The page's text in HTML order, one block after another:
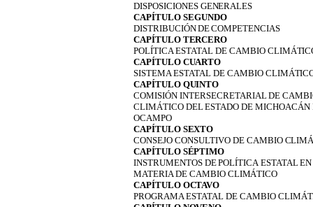
DISPOSICIONES GENERALES
CAPÍTULO SEGUNDO
DISTRIBUCIÓNDECOMPETENCIAS
CAPÍTULO TERCERO
POLÍTICAESTATAL DE CAMBIO
CAPÍTULO CUARTO
SISTEMAESTATAL DE CAMBIO
CAPÍTULO QUINTO
COMISIÓN INTERSECRETARIALDE
CLIMÁTICO DELESTADO DE MICHOACÁN
OCAMPO
CAPÍTULO SEXTO
CONSEJO CONSULTIVO DE CAMBIO
CAPÍTULO SÉPTIMO
INSTRUMENTOS DEPOLÍTICAESTATALEN
MATERIADE CAMBIO CLIMÁTICO
CAPÍTULO OCTAVO
PROGRAMAESTATAL DE CAMBIO